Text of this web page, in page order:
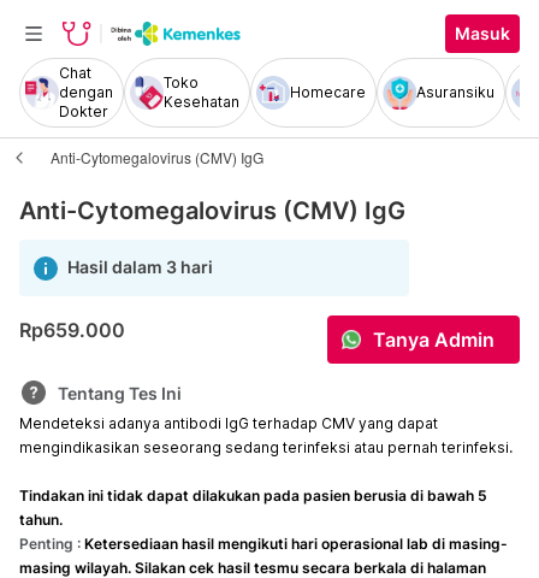
Masuk
Chat
dengan
Dokter
Toko
Kesehatan
Homecare Asuransiku
Anti-Cytomegalovirus (CMV) IgG
Anti-Cytomegalovirus (CMV) IgG
Hasil dalam 3 hari
Rp659.000 Tanya Admin
Tentang Tes Ini
Mendeteksi adanya antibodi IgG terhadap CMV yang dapat
mengindikasikan seseorang sedang terinfeksi atau pernah terinfeksi.
Tindakan ini tidak dapat dilakukan pada pasien berusia di bawah 5
tahun.
Penting : Ketersediaan hasil mengikuti hari operasional lab di masing-
masing wilayah. Silakan cek hasil tesmu secara berkala di halaman